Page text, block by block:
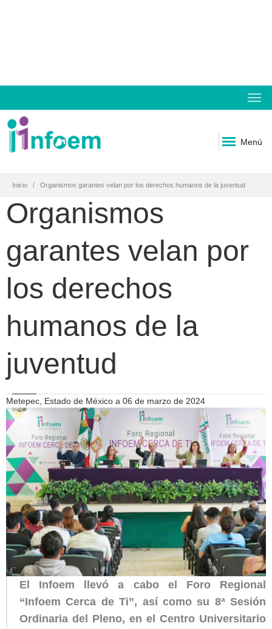
Menú
Inicio Organismos garantes velan por los derechos humanos de la juventud
Organismos
garantes velan por
los derechos
humanos de la
juventud
Metepec, Estado de México a 06 de marzo de 2024
El Infoem llevó a cabo el Foro Regional
“Infoem Cerca de Ti”, así como su 8ª Sesión
Ordinaria del Pleno, en el Centro Universitario